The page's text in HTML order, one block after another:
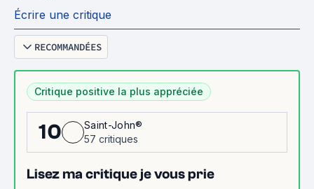
Écrire une critique
RECOMMANDÉES
Critique positive la plus appréciée
10
Saint-John®
57 critiques
Lisez ma critique je vous prie